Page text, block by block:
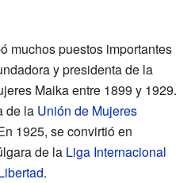
muchos puestos importantes
y presidenta de la
Maika entre 1899 y 1929.
de la Unión de Mujeres
1925, se convirtió en
de la Liga Internacional
.